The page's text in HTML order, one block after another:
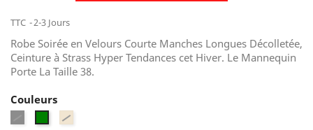
TTC 2-3 Jours
Robe Soirée en Velours Courte Manches Longues Décolletée,
Ceinture à Strass Hyper Tendances cet Hiver. Le Mannequin
Porte La Taille 38.
Couleurs
Vert